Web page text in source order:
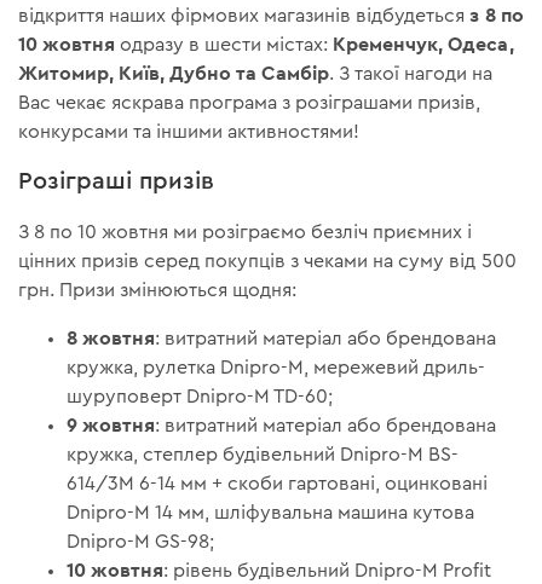
відкриття наших фірмових магазинів відбудетьсяз 8 по
10 жовтня одразу в шести містах: Кременчук, Одеса,
Житомир, Київ, Дубно та Самбір. З такої нагоди на
Вас чекає яскрава програма з розіграшами призів,
конкурсами та іншими активностями!
Розіграші призів
З 8 по 10 жовтня ми розіграємо безліч приємних і
цінних призів серед покупців з чеками на суму від 500
грн. Призи змінюються щодня:
8 жовтня: витратний матеріал або брендована
кружка, рулетка Dnipro-M, мережевий дриль-
шуруповерт Dnipro-M TD-60;
9 жовтня: витратний матеріал або брендована
кружка, степлер будівельний Dnipro-M BS-
614/3М 6-14 мм + скоби гартовані, оцинковані
Dnipro-M 14 мм, шліфувальна машина кутова
Dnipro-M GS-98;
10 жовтня: рівень будівельний Dnipro-M Profit